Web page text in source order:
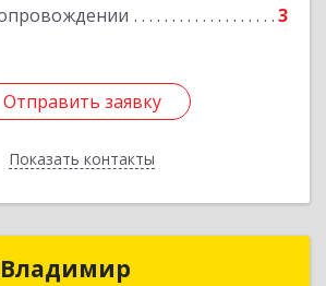
3
Отправить заявку
Показать контакты
Подробнее
Отправить заявку
Назад
Казанцев Владимир